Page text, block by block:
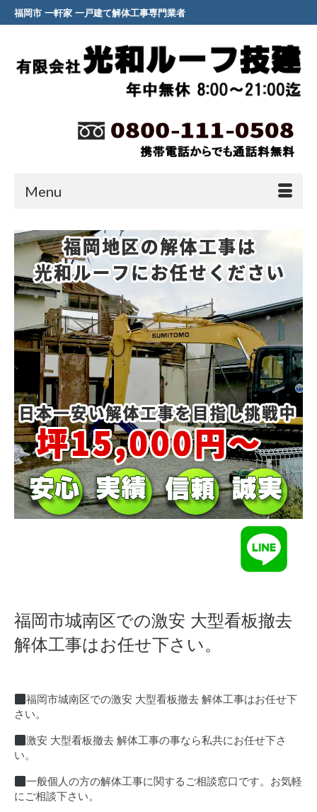
福岡市 一軒家 一戸建て解体工事専門業者
Menu
福岡市城南区での激安 大型看板撤去
解体工事はお任せ下さい。
福岡市城南区での激安 大型看板撤去 解体工事はお任せ下
さい。
激安 大型看板撤去 解体工事の事なら私共にお任せ下さ
い。
一般個人の方の解体工事に関するご相談窓口です。お気軽
にご相談下さい。